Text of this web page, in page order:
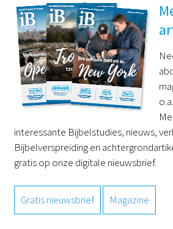
interessante Bijbelstudies, nieuws,
Bijbelverspreiding en
gratis op onze digitale nieuwsbrief.
Gratis nieuwsbrief Magazine